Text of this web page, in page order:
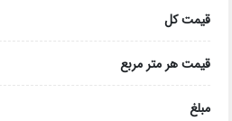
قیمت کل
قیمت هر متر مربع
مبلغ